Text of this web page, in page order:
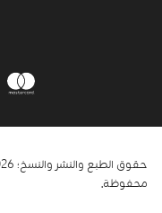
محفوظة.